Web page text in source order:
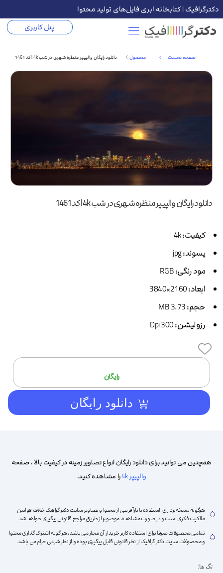
دکترگرافیک | کتابخانه ابری فایل‌های تولید محتوا
پنل کاربری
صفحه نخست محصول دانلود رایگان والپیپر منظره شهری در شب 4k | کد 1461
رایگان
دانلود رایگان
دانلود رایگان والپیپر منظره شهری در شب 4k | کد 1461
کیفیت:4k
پسوند:jpg
مود رنگی:
ابعاد:
حجم:
رزولیشن:
مندی
همچنین می توانید برای دانلود رایگان انواع تصاویر زمینه در کیفیت بالا ، صفحه
والپیپر 4k
را مشاهده کنید.
هرگونه نسخه‌برداری، استفاده یا بازآفرینی از محتوا و تصاویر سایت دکتر گرافیک خلاف قوانین
مالکیت فکری است و در صورت مشاهده، موضوع از طریق مراجع قانونی پیگیری خواهد شد.
تمامی محصولات صرفا برای استفاده کاربر خریدار آن مجاز می باشد ، هر گونه اشتراک گذاری محتوا
و محصولات سایت دکتر گرافیک از نظر قانونی قابل پیگیری بوده و از نظر شرعی حرام می باشد.
تگ ها: